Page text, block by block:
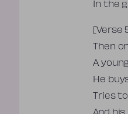
In the
[Verse
Then
A
He
Tries